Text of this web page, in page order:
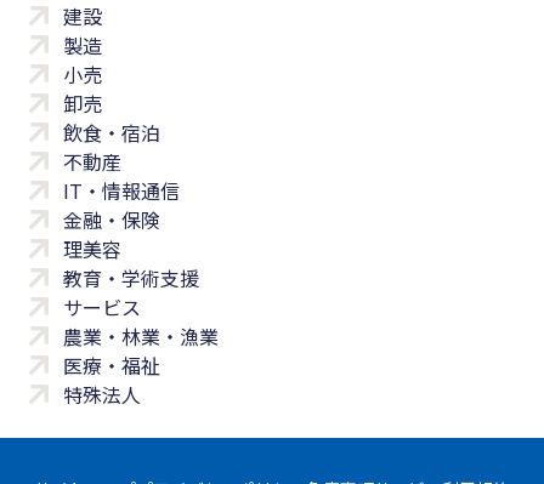
建設
製造
小売
卸売
飲食・宿泊
不動産
IT・情報通信
金融・保険
理美容
教育・学術支援
サービス
農業・林業・漁業
医療・福祉
特殊法人